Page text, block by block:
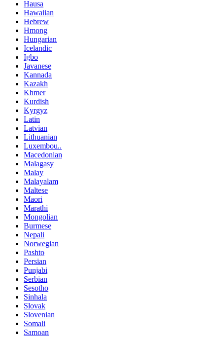
Hausa
Hawaiian
Hebrew
Hmong
Hungarian
Icelandic
Igbo
Javanese
Kannada
Kazakh
Khmer
Kurdish
Kyrgyz
Latin
Latvian
Lithuanian
Luxembou..
Macedonian
Malagasy
Malay
Malayalam
Maltese
Maori
Marathi
Mongolian
Burmese
Nepali
Norwegian
Pashto
Persian
Punjabi
Serbian
Sesotho
Sinhala
Slovak
Slovenian
Somali
Samoan